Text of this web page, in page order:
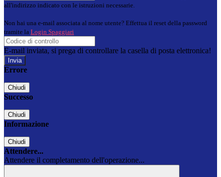
all'indirizzo indicato con le istruzioni necessarie.
Non hai una e-mail associata al nome utente? Effettua il reset della password
tramite la Login Spaggiari
E-mail inviata, si prega di controllare la casella di posta elettronica!
Errore
Chiudi
Successo
Chiudi
Informazione
Chiudi
Attendere...
Attendere il completamento dell'operazione...